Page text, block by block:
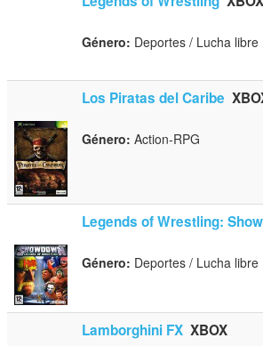
Género: Deportes / Lucha libre
Los Piratas del Caribe
Género: Action-RPG
Legends of Wrestling:
Género: Deportes / Lucha libre
Lamborghini FX XBOX